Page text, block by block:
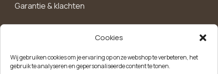
Cookies
Wij gebruiken cookies om je ervaring op onze webshop te verbeteren, het
gebruik te analyseren en gepersonaliseerde content te tonen.
Garantie & klachten
korting!